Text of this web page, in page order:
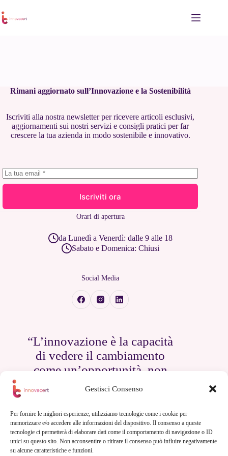
Gestisci Consenso
Per fornire le migliori esperienze, utilizziamo tecnologie come i cookie per
memorizzare e/o accedere alle informazioni del dispositivo. Il consenso a queste
tecnologie ci permetterà di elaborare dati come il comportamento di navigazione o ID
unici su questo sito. Non acconsentire o ritirare il consenso può influire negativamente
su alcune caratteristiche e funzioni.
al
contenuto
Rimani aggiornato sull’Innovazione e la Sostenibilità
Iscriviti alla nostra newsletter per ricevere articoli esclusivi,
aggiornamenti sui nostri servizi e consigli pratici per far
crescere la tua azienda in modo sostenibile e innovativo.
Iscriviti ora
Orari di apertura
da Lunedì a Venerdì: dalle 9 alle 18
Sabato e Domenica: Chiusi
Social Media
“L’innovazione è la capacità
di vedere il cambiamento
come un’opportunità, non
come una minaccia.”